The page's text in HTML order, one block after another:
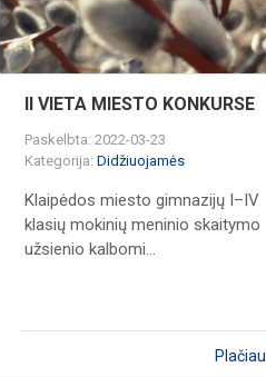
II VIETA MIESTO KONKURSE
Paskelbta: 2022-03-23
Kategorija:Didžiuojamės
Klaipėdos miesto gimnazijų I–IV
klasių mokinių meninio skaitymo
užsienio kalbomi...
Plačiau